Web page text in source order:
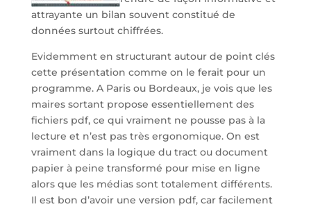
attrayante un bilan souvent constitué de
données surtout chiffrées.
Evidemment en structurant autour de point clés
cette présentation comme on le ferait pour un
programme. A Paris ou Bordeaux, je vois que les
maires sortant propose essentiellement des
fichiers pdf, ce qui vraiment ne pousse pas à la
lecture et n’est pas très ergonomique. On est
vraiment dans la logique du tract ou document
papier à peine transformé pour mise en ligne
alors que les médias sont totalement différents.
Il est bon d’avoir une version pdf, car facilement